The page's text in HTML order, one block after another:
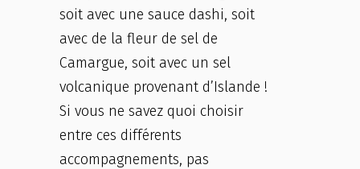
soit avec une sauce dashi, soit
avec de la fleur de sel de
Camargue, soit avec un sel
volcanique provenant d’Islande !
Si vous ne savez quoi choisir
entre ces différents
accompagnements, pas